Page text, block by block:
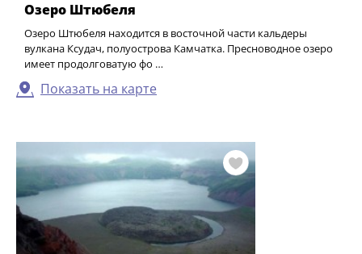
Озеро Штюбеля
Озеро Штюбеля находится в восточной части кальдеры
вулкана Ксудач, полуострова Камчатка. Пресноводное озеро
имеет продолговатую фо …
Показать на карте